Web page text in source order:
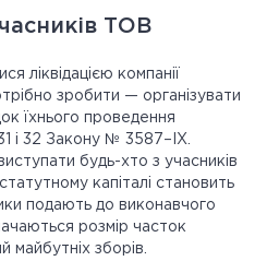
ТОВ
ліквідацією компанії
зробити — організувати
їхнього проведення
і 32 Закону № 3587–IX.
будь-хто з учасників
капіталі становить
подають до виконавчого
розмір часток
майбутніх зборів.